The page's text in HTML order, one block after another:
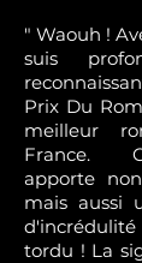
" Waouh !
suis
Prix Du
meilleur
France.
apporte
mais aussi
tordu ! La